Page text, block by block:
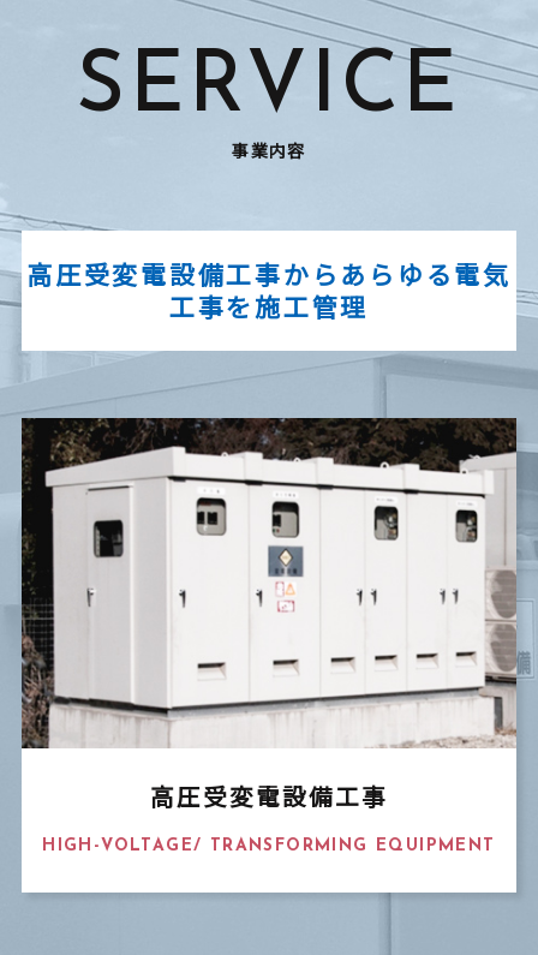
SERVICE
事業内容
高圧受変電設備工事からあらゆる電気
工事を施工管理
高圧受変電設備工事
HIGH-VOLTAGE/ TRANSFORMING EQUIPMENT